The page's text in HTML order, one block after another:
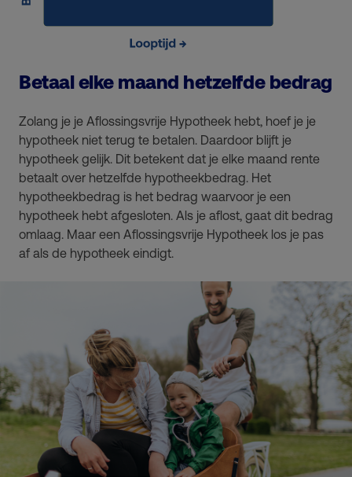
Betaal elke maand hetzelfde bedrag
Zolang je je Aflossingsvrije Hypotheek hebt, hoef je je
hypotheek niet terug te betalen. Daardoor blijft je
hypotheek gelijk. Dit betekent dat je elke maand rente
betaalt over hetzelfde hypotheekbedrag. Het
hypotheekbedrag is het bedrag waarvoor je een
hypotheek hebt afgesloten. Als je aflost, gaat dit bedrag
omlaag. Maar een Aflossingsvrije Hypotheek los je pas
af als de hypotheek eindigt.